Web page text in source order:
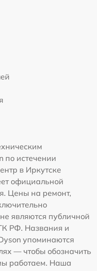
по истечении
в Иркутске
официальной
Цены на ремонт,
являются публичной
РФ. Названия и
упоминаются
— чтобы обозначить
работаем. Наша